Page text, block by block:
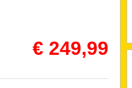
€ 249,99